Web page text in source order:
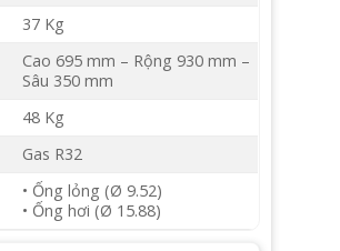
37 Kg
Cao 695 mm – Rộng 930 mm –
Sâu 350 mm
48 Kg
Gas R32
• Ống lỏng (Ø 9.52)
• Ống hơi (Ø 15.88)